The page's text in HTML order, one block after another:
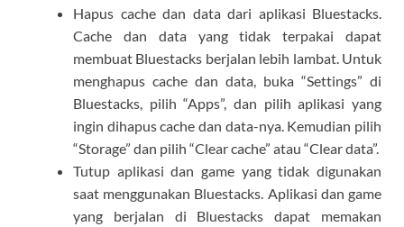
Hapus cache dan data dari aplikasi Bluestacks.
Cache dan data yang tidak terpakai dapat
membuat Bluestacks berjalan lebih lambat. Untuk
menghapus cache dan data, buka “Settings” di
Bluestacks, pilih “Apps”, dan pilih aplikasi yang
ingin dihapus cache dan data-nya. Kemudian pilih
“Storage” dan pilih “Clear cache” atau “Clear data”.
Tutup aplikasi dan game yang tidak digunakan
saat menggunakan Bluestacks. Aplikasi dan game
yang berjalan di Bluestacks dapat memakan